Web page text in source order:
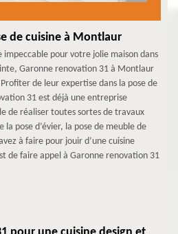
de cuisine à Montlaur
impeccable pour votre jolie maison dans
Garonne renovation 31 à Montlaur
de leur expertise dans la pose de
31 est déjà une entreprise
de réaliser toutes sortes de travaux
la pose d’évier, la pose de meuble de
à faire pour jouir d’une cuisine
de faire appel à Garonne renovation 31